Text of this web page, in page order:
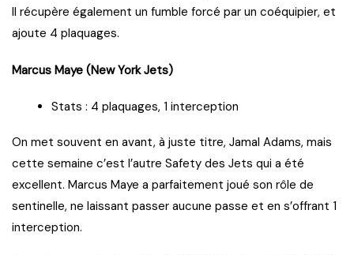
Il récupère également un fumble forcé par un coéquipier, et
ajoute 4 plaquages.
Marcus Maye (New York Jets)
Stats : 4 plaquages, 1 interception
On met souvent en avant, à juste titre, Jamal Adams, mais
cette semaine c’est l’autre Safety des Jets qui a été
excellent. Marcus Maye a parfaitement joué son rôle de
sentinelle, ne laissant passer aucune passe et en s’offrant 1
interception.